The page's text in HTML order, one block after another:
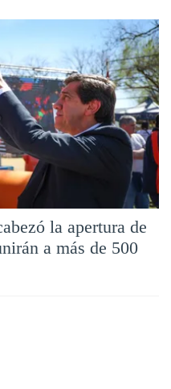
la apertura de
a más de 500